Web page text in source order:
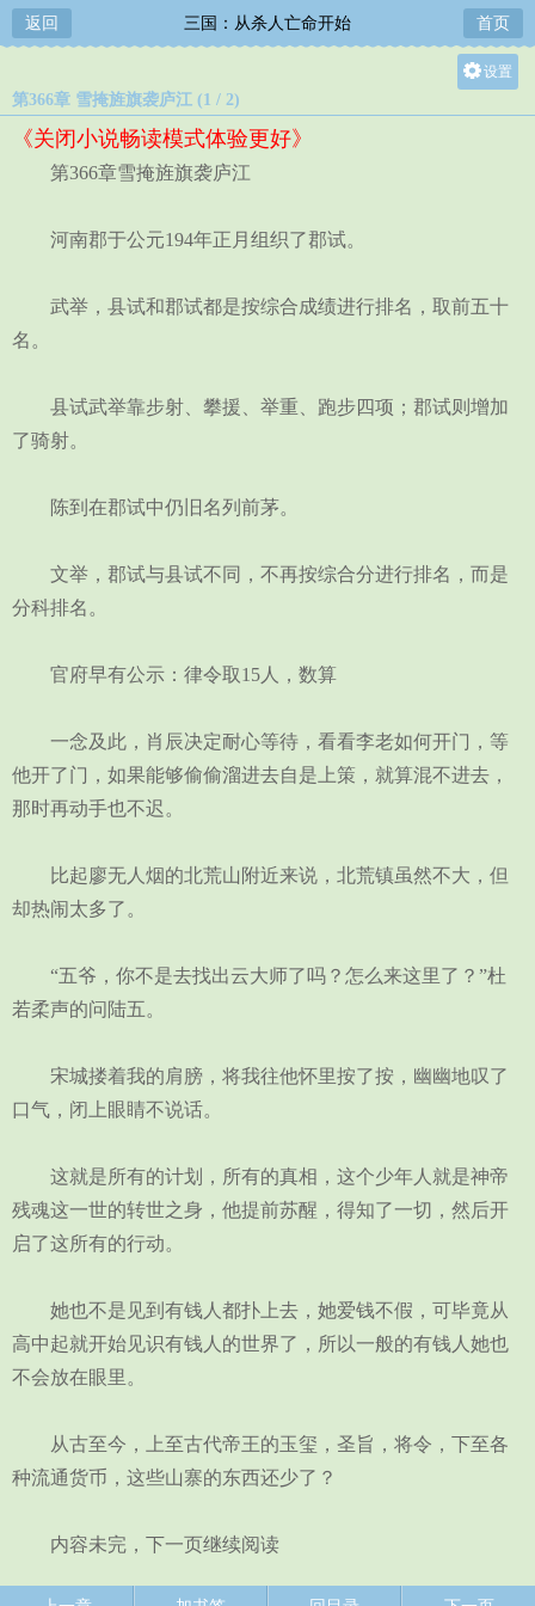
返回 三国：从杀人亡命开始 首页
设置
第366章 雪掩旌旗袭庐江 (1 / 2)
《关闭小说畅读模式体验更好》
第366章雪掩旌旗袭庐江
河南郡于公元194年正月组织了郡试。
武举，县试和郡试都是按综合成绩进行排名，取前五十
名。
县试武举靠步射、攀援、举重、跑步四项；郡试则增加
了骑射。
陈到在郡试中仍旧名列前茅。
文举，郡试与县试不同，不再按综合分进行排名，而是
分科排名。
官府早有公示：律令取15人，数算
一念及此，肖辰决定耐心等待，看看李老如何开门，等
他开了门，如果能够偷偷溜进去自是上策，就算混不进去，
那时再动手也不迟。
比起廖无人烟的北荒山附近来说，北荒镇虽然不大，但
却热闹太多了。
“五爷，你不是去找出云大师了吗？怎么来这里了？”杜
若柔声的问陆五。
宋城搂着我的肩膀，将我往他怀里按了按，幽幽地叹了
口气，闭上眼睛不说话。
这就是所有的计划，所有的真相，这个少年人就是神帝
残魂这一世的转世之身，他提前苏醒，得知了一切，然后开
启了这所有的行动。
她也不是见到有钱人都扑上去，她爱钱不假，可毕竟从
高中起就开始见识有钱人的世界了，所以一般的有钱人她也
不会放在眼里。
从古至今，上至古代帝王的玉玺，圣旨，将令，下至各
种流通货币，这些山寨的东西还少了？
内容未完，下一页继续阅读